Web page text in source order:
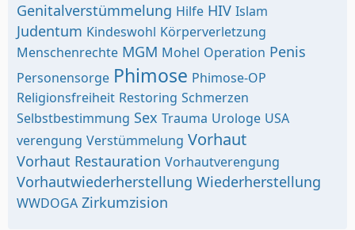
Genitalverstümmelung Hilfe HIV Islam
Judentum Kindeswohl Körperverletzung
Menschenrechte MGM Mohel Operation Penis
Personensorge Phimose Phimose-OP
Religionsfreiheit Restoring Schmerzen
Selbstbestimmung Sex Trauma Urologe USA
verengung Verstümmelung Vorhaut
Vorhaut Restauration Vorhautverengung
Vorhautwiederherstellung Wiederherstellung
WWDOGA Zirkumzision